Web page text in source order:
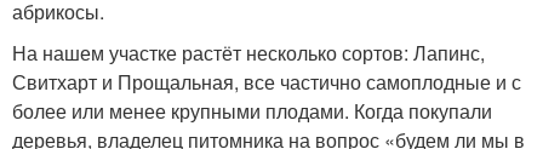
абрикосы.
На нашем участке растёт несколько сортов: Лапинс,
Свитхарт и Прощальная, все частично самоплодные и с
более или менее крупными плодами. Когда покупали
деревья, владелец питомника на вопрос «будем ли мы в